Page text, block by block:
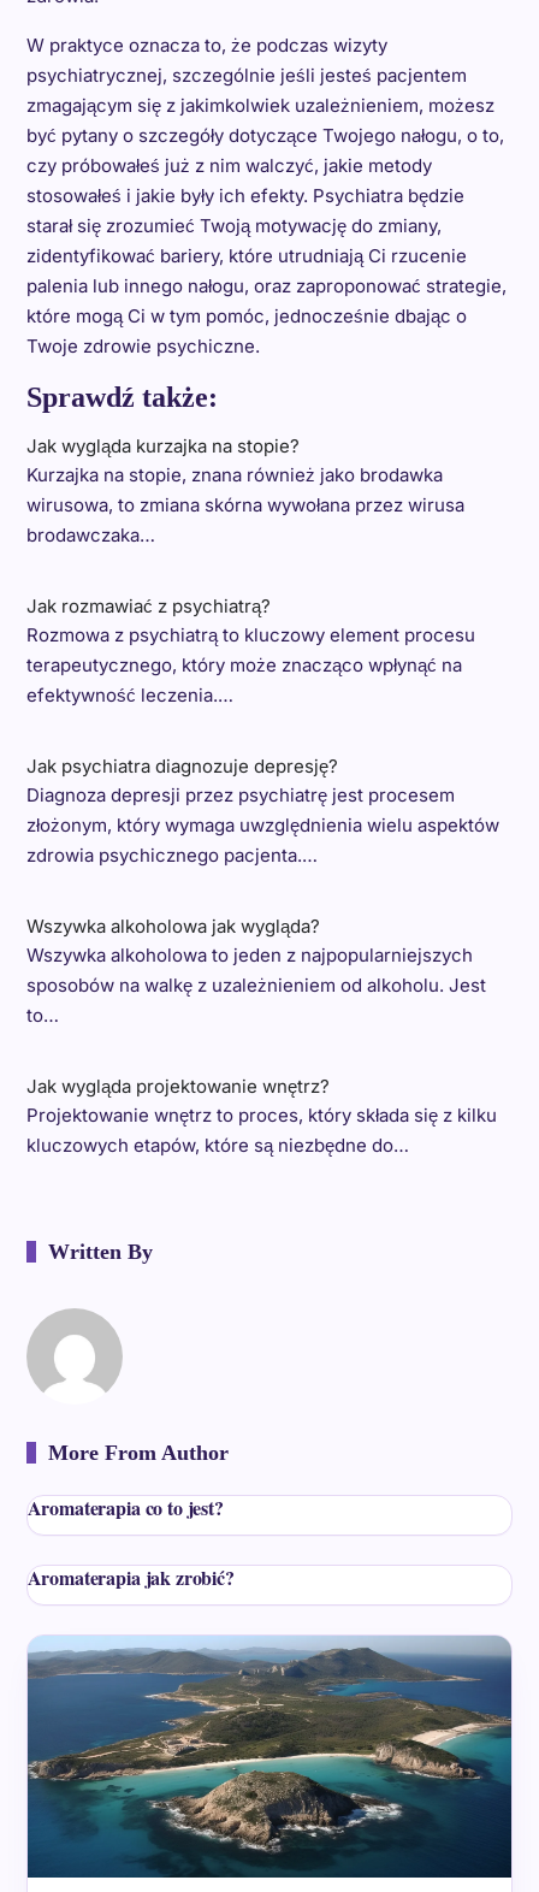
W praktyce oznacza to, że podczas wizyty
psychiatrycznej, szczególnie jeśli jesteś pacjentem
zmagającym się z jakimkolwiek uzależnieniem, możesz
być pytany o szczegóły dotyczące Twojego nałogu, o to,
czy próbowałeś już z nim walczyć, jakie metody
stosowałeś i jakie były ich efekty. Psychiatra będzie
starał się zrozumieć Twoją motywację do zmiany,
zidentyfikować bariery, które utrudniają Ci rzucenie
palenia lub innego nałogu, oraz zaproponować strategie,
które mogą Ci w tym pomóc, jednocześnie dbając o
Twoje zdrowie psychiczne.
Sprawdź także:
Jak wygląda kurzajka na stopie?
Kurzajka na stopie, znana również jako brodawka
wirusowa, to zmiana skórna wywołana przez wirusa
brodawczaka…
Jak rozmawiać z psychiatrą?
Rozmowa z psychiatrą to kluczowy element procesu
terapeutycznego, który może znacząco wpłynąć na
efektywność leczenia.…
Jak psychiatra diagnozuje depresję?
Diagnoza depresji przez psychiatrę jest procesem
złożonym, który wymaga uwzględnienia wielu aspektów
zdrowia psychicznego pacjenta.…
Wszywka alkoholowa jak wygląda?
Wszywka alkoholowa to jeden z najpopularniejszych
sposobów na walkę z uzależnieniem od alkoholu. Jest
to…
Jak wygląda projektowanie wnętrz?
Projektowanie wnętrz to proces, który składa się z kilku
kluczowych etapów, które są niezbędne do…
Written By
More From Author
Aromaterapia co to jest?
Aromaterapia jak zrobić?